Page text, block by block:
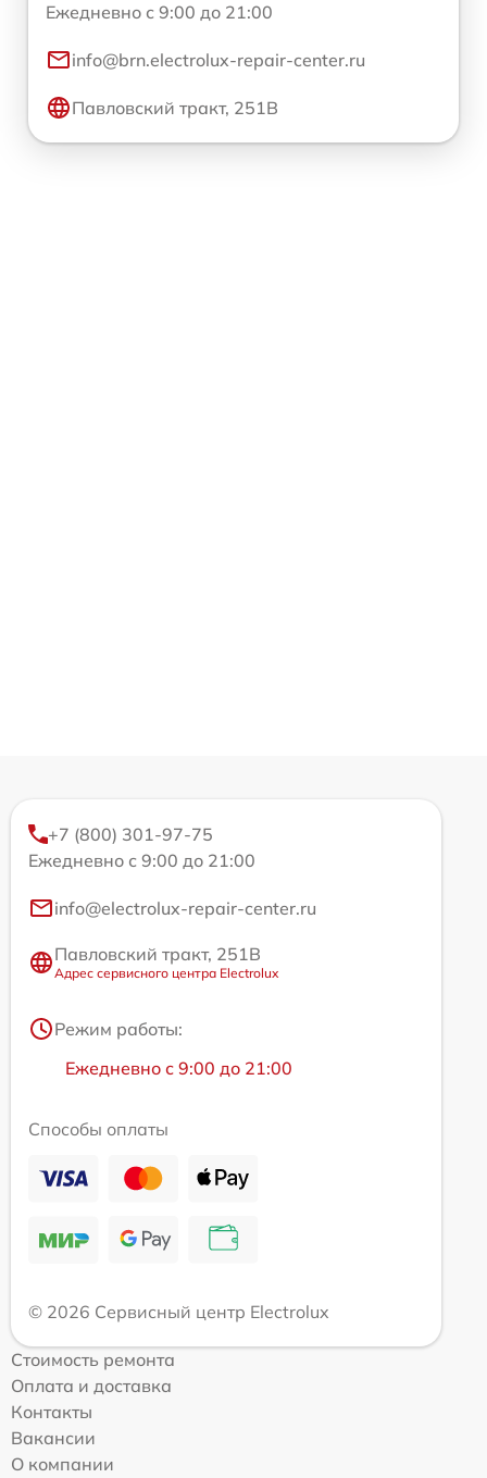
Ежедневно с 9:00 до 21:00
info@brn.electrolux-repair-center.ru
Павловский тракт, 251В
+7 (800) 301-97-75
Ежедневно с 9:00 до 21:00
info@electrolux-repair-center.ru
Павловский тракт, 251В
Адрес сервисного центра Electrolux
Режим работы:
Ежедневно с 9:00 до 21:00
Способы оплаты
© 2026 Сервисный центр Electrolux
Стоимость ремонта
Оплата и доставка
Контакты
Вакансии
О компании